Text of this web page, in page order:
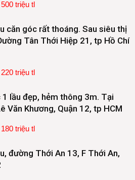
triệu tl
căn góc rất thoáng. Sau siêu thị
Tân Thới Hiệp 21, tp Hồ Chí
triệu tl
1 lầu đẹp, hẻm thông 3m. Tại
Văn Khương, Quận 12, tp HCM
triệu tl
đường Thới An 13, F Thới An,